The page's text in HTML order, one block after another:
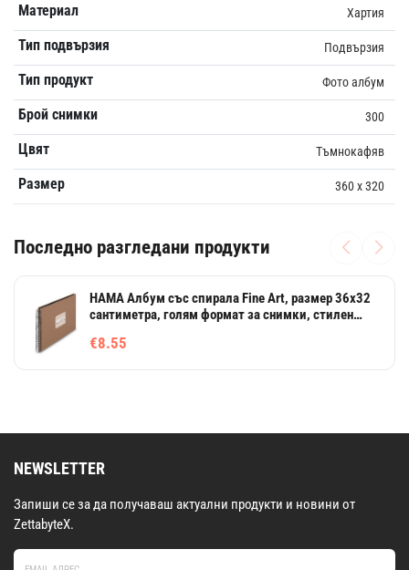
Материал Хартия
Тип подвързия Подвързия
Тип продукт Фото албум
Брой снимки 300
Цвят Tъмнокафяв
Размер 360 x 320
Последно разгледани продукти
HAMA Албум със спирала Fine Art, размер 36x32
сантиметра, голям формат за снимки, стилен
€8.55
NEWSLETTER
Запиши се за да получаваш актуални продукти и новини от
ZettabyteX.